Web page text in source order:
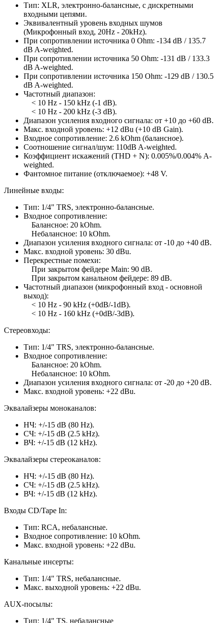
Тип: XLR, электронно-балансные, с дискретными
входными цепями.
Эквивалентный уровень входных шумов
(Микрофонный вход, 20Hz - 20kHz).
При сопротивлении источника 0 Ohm: -134 dB / 135.7
dB A-weighted.
При сопротивлении источника 50 Ohm: -131 dB / 133.3
dB A-weighted.
При сопротивлении источника 150 Ohm: -129 dB / 130.5
dB A-weighted.
Частотный диапазон:
< 10 Hz - 150 kHz (-1 dB).
< 10 Hz - 200 kHz (-3 dB).
Диапазон усиления входного сигнала: от +10 до +60 dB.
Макс. входной уровень: +12 dBu (+10 dB Gain).
Входное сопротивление: 2.6 kOhm (балансное).
Соотношение сигнал/шум: 110dB A-weighted.
Коэффициент искажений (THD + N): 0.005%/0.004% A-
weighted.
Фантомное питание (отключаемое): +48 V.
Линейные входы:
Тип: 1/4" TRS, электронно-балансные.
Входное сопротивление:
Балансное: 20 kOhm.
Небалансное: 10 kOhm.
Диапазон усиления входного сигнала: от -10 до +40 dB.
Макс. входной уровень: 30 dBu.
Перекрестные помехи:
При закрытом фейдере Main: 90 dB.
При закрытом канальном фейдере: 89 dB.
Частотный диапазон (микрофонный вход - основной
выход):
< 10 Hz - 90 kHz (+0dB/-1dB).
< 10 Hz - 160 kHz (+0dB/-3dB).
Стереовходы:
Тип: 1/4" TRS, электронно-балансные.
Входное сопротивление:
Балансное: 20 kOhm.
Небалансное: 10 kOhm.
Диапазон усиления входного сигнала: от -20 до +20 dB.
Макс. входной уровень: +22 dBu.
Эквалайзеры моноканалов:
НЧ: +/-15 dB (80 Hz).
СЧ: +/-15 dB (2.5 kHz).
ВЧ: +/-15 dB (12 kHz).
Эквалайзеры стереоканалов:
НЧ: +/-15 dB (80 Hz).
СЧ: +/-15 dB (2.5 kHz).
ВЧ: +/-15 dB (12 kHz).
Входы CD/Tape In:
Тип: RCA, небалансные.
Входное сопротивление: 10 kOhm.
Макс. входной уровень: +22 dBu.
Канальные инсерты:
Тип: 1/4" TRS, небалансные.
Макс. выходной уровень: +22 dBu.
AUX-посылы:
Тип: 1/4" TS, небалансные